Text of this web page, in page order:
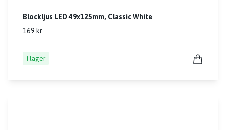
Blockljus LED 49x125mm, Classic White
169 kr
I lager